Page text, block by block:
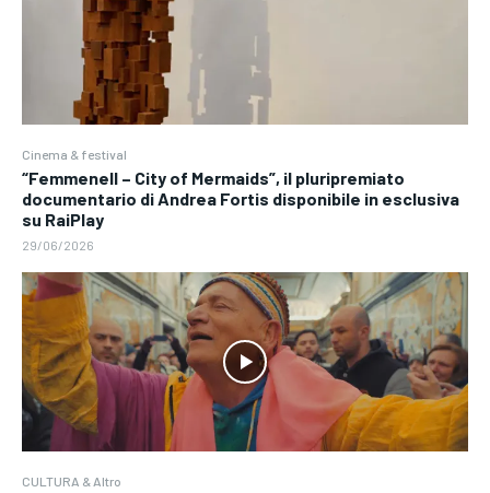
Cinema & festival
“Femmenell – City of Mermaids”, il pluripremiato
documentario di Andrea Fortis disponibile in esclusiva
su RaiPlay
29/06/2026
CULTURA & Altro